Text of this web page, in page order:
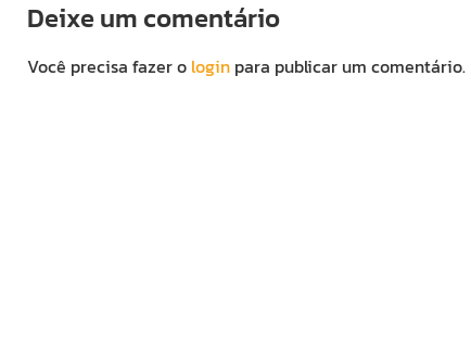
Deixe um comentário
Você precisa fazer o login para publicar um comentário.